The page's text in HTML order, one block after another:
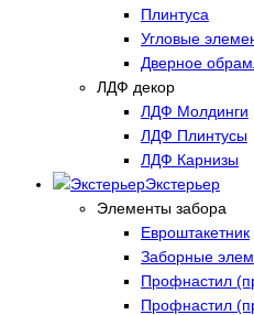
Плинтуса
Угловые
Дверное
ЛДФ декор
ЛДФ Молдинги
ЛДФ Плинтусы
ЛДФ Карнизы
Экстерьер
Элементы забора
Евроштакетник
Заборные
Профнастил
Профнастил